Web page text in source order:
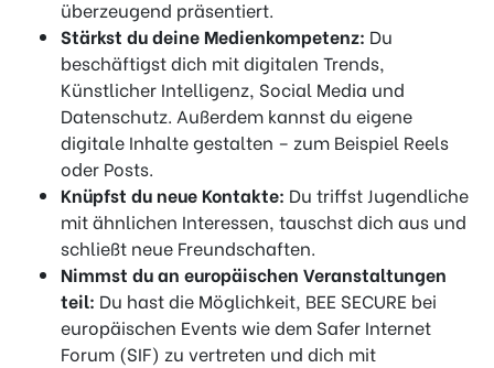
überzeugend präsentiert.
Stärkst du deine Medienkompetenz: Du
beschäftigst dich mit digitalen Trends,
Künstlicher Intelligenz, Social Media und
Datenschutz. Außerdem kannst du eigene
digitale Inhalte gestalten – zum Beispiel Reels
oder Posts.
Knüpfst du neue Kontakte: Du triffst Jugendliche
mit ähnlichen Interessen, tauschst dich aus und
schließt neue Freundschaften.
Nimmst du an europäischen Veranstaltungen
teil: Du hast die Möglichkeit, BEE SECURE bei
europäischen Events wie dem Safer Internet
Forum (SIF) zu vertreten und dich mit